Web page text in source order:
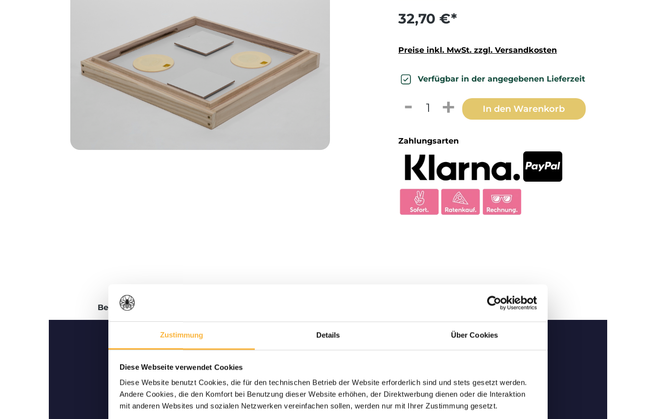
Zustimmung Details Über Cookies
Diese Webseite verwendet Cookies
Diese Website benutzt Cookies, die für den technischen Betrieb der Website erforderlich sind und stets gesetzt werden.
Andere Cookies, die den Komfort bei Benutzung dieser Website erhöhen, der Direktwerbung dienen oder die Interaktion
mit anderen Websites und sozialen Netzwerken vereinfachen sollen, werden nur mit Ihrer Zustimmung gesetzt.
32,70 €*
Preise inkl. MwSt. zzgl. Versandkosten
Verfügbar in der angegebenen Lieferzeit
Produkt Anzahl: Gib den gewünschten
In den Warenkorb
Zahlungsarten
Beschreibung
Lebende Lieferung garantiert
Wir garantieren Ihnen eine lebende und sichere
Nur hochwertige Bienen
Langjähriger Partner und Spezialist im
deutschsprachigen Raum für den Kauf bzw. Verkauf